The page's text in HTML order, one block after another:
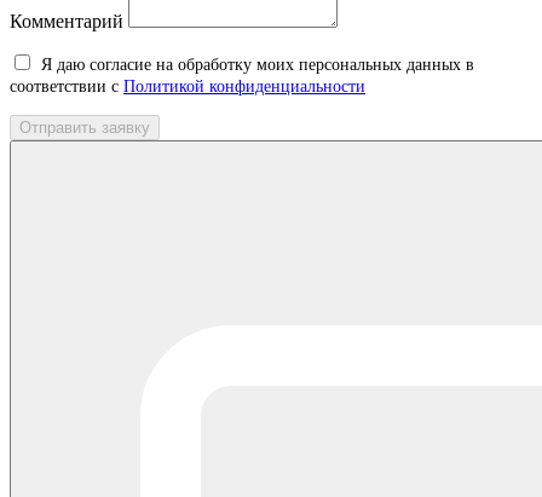
Комментарий
Я даю согласие на обработку моих персональных данных в
соответствии с Политикой конфиденциальности
Отправить заявку